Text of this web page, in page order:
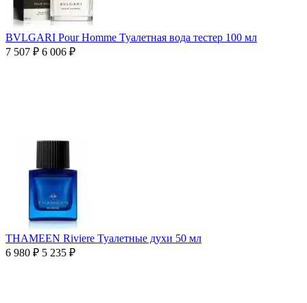
BVLGARI Pour Homme Туалетная вода тестер 100 мл
7 507 ₽ 6 006 ₽
THAMEEN Riviere Туалетные духи 50 мл
6 980 ₽ 5 235 ₽